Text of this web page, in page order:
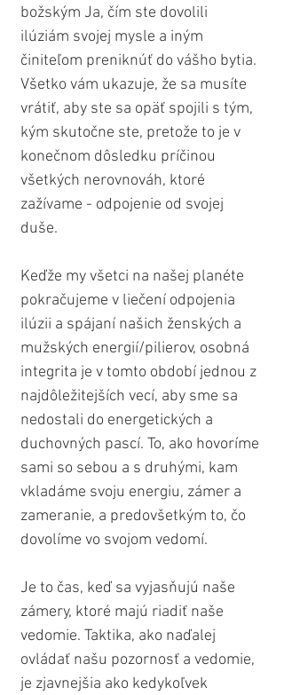
božským Ja, čím ste dovolili
ilúziám svojej mysle a iným
činiteľom preniknúť do vášho bytia.
Všetko vám ukazuje, že sa musíte
vrátiť, aby ste sa opäť spojili s tým,
kým skutočne ste, pretože to je v
konečnom dôsledku príčinou
všetkých nerovnováh, ktoré
zažívame - odpojenie od svojej
duše.
Keďže my všetci na našej planéte
pokračujeme v liečení odpojenia
ilúzii a spájaní našich ženských a
mužských energií/pilierov, osobná
integrita je v tomto období jednou z
najdôležitejších vecí, aby sme sa
nedostali do energetických a
duchovných pascí. To, ako hovoríme
sami so sebou a s druhými, kam
vkladáme svoju energiu, zámer a
zameranie, a predovšetkým to, čo
dovolíme vo svojom vedomí.
Je to čas, keď sa vyjasňujú naše
zámery, ktoré majú riadiť naše
vedomie. Taktika, ako naďalej
ovládať našu pozornosť a vedomie,
je zjavnejšia ako kedykoľvek